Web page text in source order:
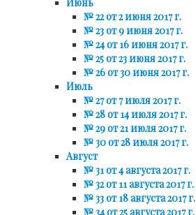
№ 22 от 2 июня 2017 г.
№ 23 от 9 июня 2017 г.
№ 24 от 16 июня 2017 г.
№ 25 от 23 июня 2017 г.
№ 26 от 30 июня 2017 г.
Июль
№ 27 от 7 июля 2017 г.
№ 28 от 14 июля 2017 г.
№ 29 от 21 июля 2017 г.
№ 30 от 28 июля 2017 г.
Август
№ 31 от 4 августа 2017 г.
№ 32 от 11 августа 2017 г.
№ 33 от 18 августа 2017 г.
№ 34 от 25 августа 2017 г.